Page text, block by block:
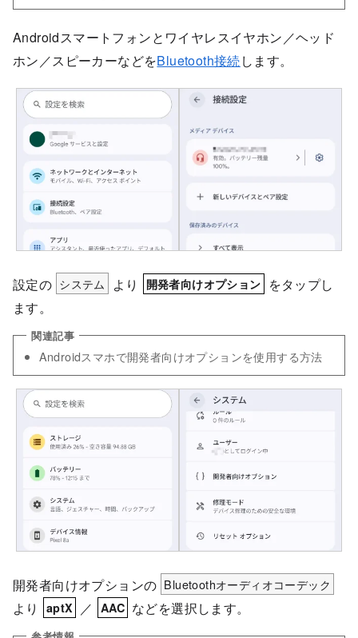
Androidスマートフォンとワイヤレスイヤホン／ヘッド
ホン／スピーカーなどをBluetooth接続します。
設定の システム より 開発者向けオプション をタップし
ます。
Androidスマホで開発者向けオプションを使用する方法
開発者向けオプションの Bluetoothオーディオコーデック
より aptX ／ AAC などを選択します。